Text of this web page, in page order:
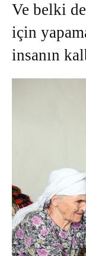
Ve belki
için
insanın